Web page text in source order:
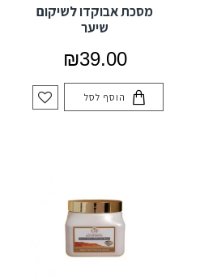
מסכת אבוקדו לשיקום
שיער
₪39.00
הוסף לסל